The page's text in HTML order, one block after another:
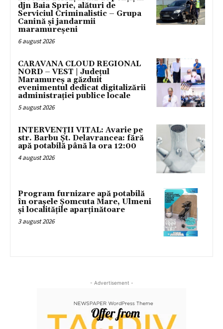
djn Baia Sprie, alături de
Serviciul Criminalistic – Grupa
Canină și jandarmii
maramureșeni
6 august 2026
CARAVANA CLOUD REGIONAL
NORD – VEST | Județul
Maramureș a găzduit
evenimentul dedicat digitalizării
administrației publice locale
5 august 2026
INTERVENȚII VITAL: Avarie pe
str. Barbu Șt. Delavrancea: fără
apă potabilă până la ora 12:00
4 august 2026
Program furnizare apă potabilă
în orașele Șomcuta Mare, Ulmeni
și localitățile aparținătoare
3 august 2026
- Advertisement -